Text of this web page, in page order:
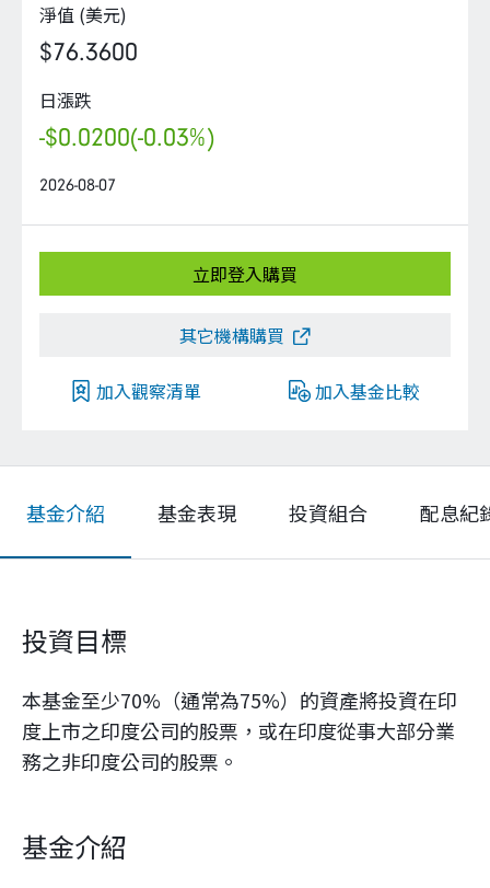
線上交易
淨值 (美元)
$76.3600
日漲跌
-$0.0200(-0.03%)
2026-08-07
立即登入購買
其它機構購買
加入觀察清單 加入基金比較
基金介紹 基金表現 投資組合 配息紀
投資目標
本基金至少70%（通常為75%）的資產將投資在印
度上市之印度公司的股票，或在印度從事大部分業
務之非印度公司的股票。
基金介紹